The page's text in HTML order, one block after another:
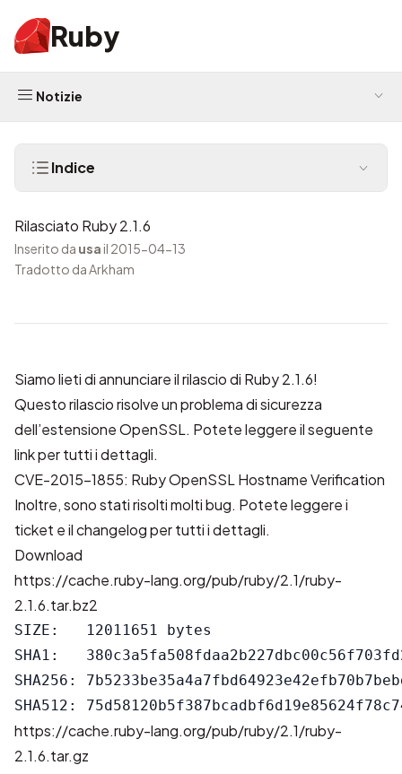
Ruby
Notizie
Indice
Rilasciato Ruby 2.1.6
Inserito da usa il 2015-04-13
Tradotto da Arkham
Siamo lieti di annunciare il rilascio di Ruby 2.1.6!
Questo rilascio risolve un problema di sicurezza
dell’estensione OpenSSL. Potete leggere il seguente
link per tutti i dettagli.
CVE-2015-1855: Ruby OpenSSL Hostname Verification
Inoltre, sono stati risolti molti bug. Potete leggere i
ticket e ilchangelogper tutti i dettagli.
Download
https://cache.ruby-lang.org/pub/ruby/2.1/ruby-
2.1.6.tar.bz2
SIZE:   12011651 bytes
SHA1:
SHA256:
https://cache.ruby-lang.org/pub/ruby/2.1/ruby-
2.1.6.tar.gz